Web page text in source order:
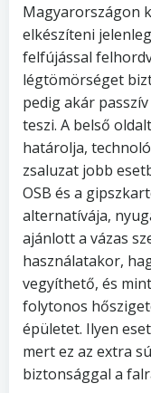
Magyarországon
elkészíteni
felfújással
légtömörséget
pedig akár
teszi. A belső
határolja,
zsaluzat jobb
OSB és a
alternatívája,
ajánlott a vázas
használatakor,
vegyíthető, és
folytonos
épületet. Ilyen
mert ez az extra
biztonsággal a